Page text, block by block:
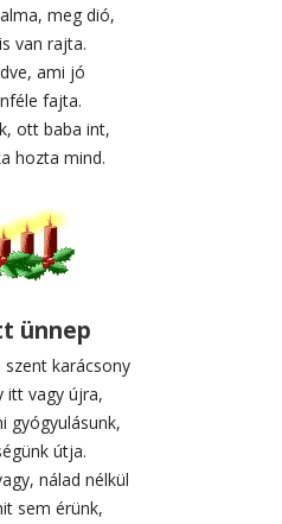
meg dió,
van rajta.
ami jó
fajta.
ott baba int,
hozta mind.
ünnep
karácsony
itt vagy újra,
gyógyulásunk,
útja.
nálad nélkül
sem érünk,